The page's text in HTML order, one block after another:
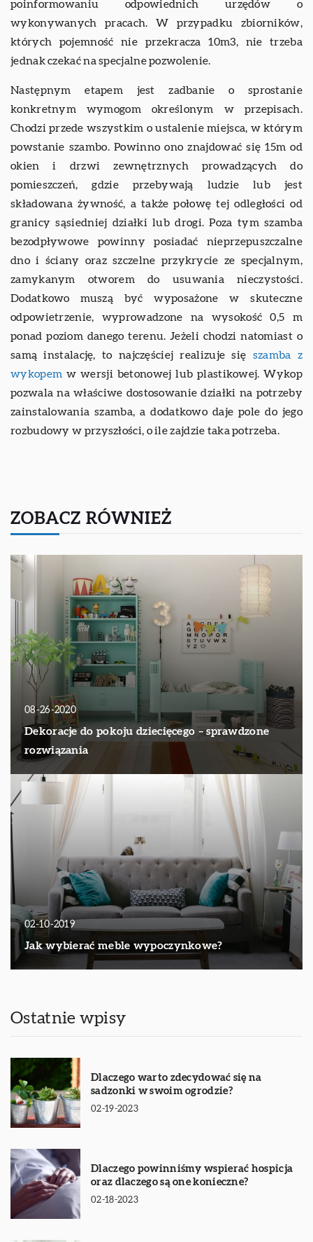
poinformowaniu odpowiednich urzędów o
wykonywanych pracach. W przypadku zbiorników,
których pojemność nie przekracza 10m3, nie trzeba
jednak czekać na specjalne pozwolenie.
Następnym etapem jest zadbanie o sprostanie
konkretnym wymogom określonym w przepisach.
Chodzi przede wszystkim o ustalenie miejsca, w którym
powstanie szambo. Powinno ono znajdować się 15m od
okien i drzwi zewnętrznych prowadzących do
pomieszczeń, gdzie przebywają ludzie lub jest
składowana żywność, a także połowę tej odległości od
granicy sąsiedniej działki lub drogi. Poza tym szamba
bezodpływowe powinny posiadać nieprzepuszczalne
dno i ściany oraz szczelne przykrycie ze specjalnym,
zamykanym otworem do usuwania nieczystości.
Dodatkowo muszą być wyposażone w skuteczne
odpowietrzenie, wyprowadzone na wysokość 0,5 m
ponad poziom danego terenu. Jeżeli chodzi natomiast o
samą instalację, to najczęściej realizuje się szamba z
wykopem w wersji betonowej lub plastikowej. Wykop
pozwala na właściwe dostosowanie działki na potrzeby
zainstalowania szamba, a dodatkowo daje pole do jego
rozbudowy w przyszłości, o ile zajdzie taka potrzeba.
ZOBACZ RÓWNIEŻ
08-26-2020
Dekoracje do pokoju dziecięcego – sprawdzone
rozwiązania
02-10-2019
Jak wybierać meble wypoczynkowe?
Ostatnie wpisy
Dlaczego warto zdecydować się na
sadzonki w swoim ogrodzie?
02-19-2023
Dlaczego powinniśmy wspierać hospicja
oraz dlaczego są one konieczne?
02-18-2023